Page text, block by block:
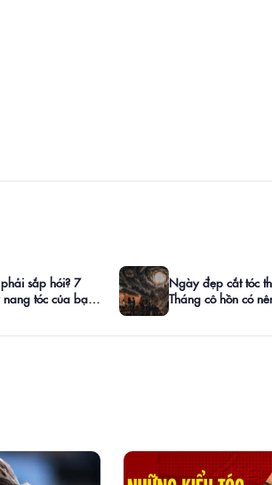
sắp hói? 7
tóc của bạn
Ngày đẹp cắt tóc
Tháng cô hồn có